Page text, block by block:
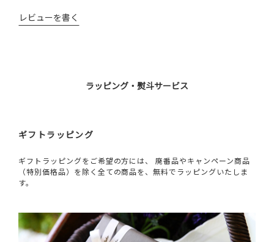
レビューを書く
ラッピング・熨斗サービス
ギフトラッピング
ギフトラッピングをご希望の方には、 廃番品やキャンペーン商品
（特別価格品）を除く全ての商品を、無料でラッピングいたしま
す。